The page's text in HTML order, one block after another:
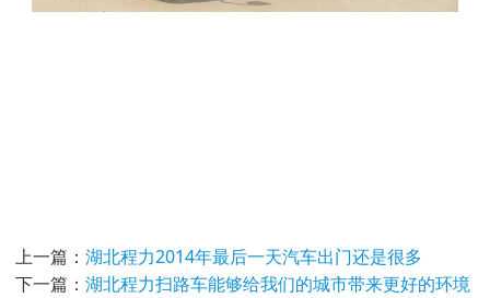
上一篇： 湖北程力2014年最后一天汽车出门还是很多
下一篇： 湖北程力扫路车能够给我们的城市带来更好的环境